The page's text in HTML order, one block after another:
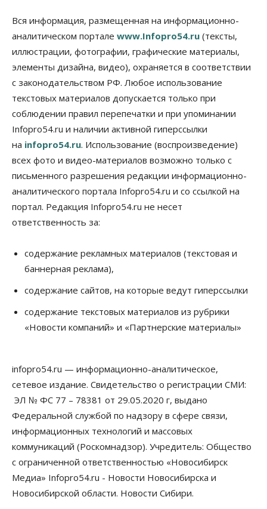
«бронировать» со школы
Авто Общество
Не катастрофа, а стресс-тест: эксперт
новосибирской сети СТО пояснил кому можно
заливать бензин Евро‑2
09 Августа 2026, 10:00
Работодатели Новосибирска заявили в центры
занятости почти 32 тысячи вакансий
09 Августа 2026, 09:00
Общество
Спрос на машино-места в
Новосибирской области вырос в полтора раза
К современному юридическому образованию в
России возникает много вопросов
08 Августа 2026, 17:00
Новосибирские вузы опубликовали
приказы о зачислении на бюджетные места
08 Августа 2026, 16:00
Искусственный интеллект впервые выписал
штраф за борщевик
08 Августа 2026, 15:00
Авто
Продажи подержанных электромобилей в
Новосибирской области растут второй месяц
08 Августа 2026, 13:00
Бизнес Общество
Детские центры Новосибирска
перегибают с «педагогикой успеха», считает
Вся информация, размещенная на информационно-
аналитическом портале www.Infopro54.ru (тексты,
иллюстрации, фотографии, графические материалы,
элементы дизайна, видео), охраняется в соответствии
с законодательством РФ. Любое использование
текстовых материалов допускается только при
соблюдении правил перепечатки и при упоминании
Infopro54.ru и наличии активной гиперссылки
на infopro54.ru. Использование (воспроизведение)
всех фото и видео-материалов возможно только с
письменного разрешения редакции информационно-
аналитического портала Infopro54.ru и со ссылкой на
портал. Редакция Infopro54.ru не несет
ответственность за:
содержание рекламных материалов (текстовая и
баннерная реклама),
содержание сайтов, на которые ведут гиперссылки
содержание текстовых материалов из рубрики
«Новости компаний» и «Партнерские материалы»
infopro54.ru — информационно-аналитическое,
сетевое издание. Свидетельство о регистрации СМИ:
ЭЛ № ФС 77 – 78381 от 29.05.2020 г, выдано
Федеральной службой по надзору в сфере связи,
информационных технологий и массовых
коммуникаций (Роскомнадзор). Учредитель: Общество
с ограниченной ответственностью «Новосибирск
Медиа» Infopro54.ru - Новости Новосибирска и
Новосибирской области. Новости Сибири.